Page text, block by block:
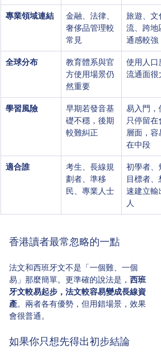
專業領域連結
金融、法律、
奢侈品管理較
常見
旅遊、文
流、跨地
通感較強
全球分布
教育體系與官
方使用場景仍
然重要
使用人口
流通面很大
學習風險
早期若發音基
礎不穩，後期
較難糾正
易入門，
只停留在
層面，容
在中段
適合誰
考生、長線規
劃者、準移
民、專業人士
初學者、
目標者、
速建立輸
人
香港讀者最常忽略的一點
法文和西班牙文不是「一個難、一個
易」那麼簡單。更準確的說法是， 西班
牙文較易起步，法文較容易變成長線資
產。兩者各有優勢，但用錯場景，效果
會很普通。
如果你只想先得出初步結論